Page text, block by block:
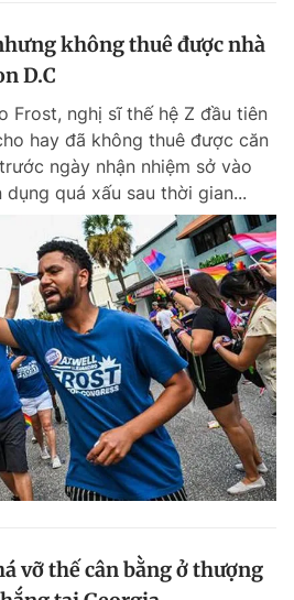
không thuê được nhà
D.C
Frost, nghị sĩ thế hệ Z đầu tiên
hay đã không thuê được căn
ngày nhận nhiệm sở vào
quá xấu sau thời gian...
vỡ thế cân bằng ở thượng